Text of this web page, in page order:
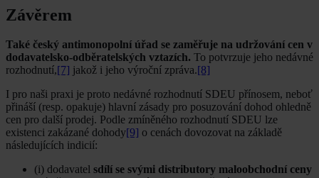
Závěrem
Také český antimonopolní úřad se zaměřuje na udržování cen v
dodavatelsko-odběratelských vztazích. To potvrzuje jeho nedávné
rozhodnutí,[7] jakož i jeho výroční zpráva.[8]
I pro naši praxi je proto nedávné rozhodnutí SDEU přínosem, neboť
přináší (resp. opakuje) hlavní zásady pro posuzování dohod ohledně
cen pro další prodej. Podle zmíněného rozhodnutí SDEU lze
existenci zakázané dohody[9] o cenách dovozovat na základě
následujících indicií:
(i) dodavatel sdílí se svými distributory maloobchodní ceny